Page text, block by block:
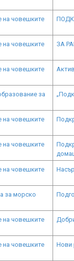
на човешките
на човешките
ЗА
на човешките
за
на човешките
на човешките
на човешките
за морско
на човешките
на човешките
Нови